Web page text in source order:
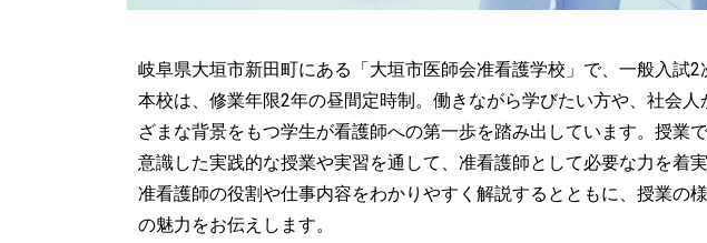
岐阜県大垣市新田町にある「大垣市医師会准看護学校」で、一般入試2
本校は、修業年限2年の昼間定時制。働きながら学びたい方や、社会
ざまな背景をもつ学生が看護師への第一歩を踏み出しています。授業
意識した実践的な授業や実習を通して、准看護師として必要な力を着
准看護師の役割や仕事内容をわかりやすく解説するとともに、授業の
の魅力をお伝えします。